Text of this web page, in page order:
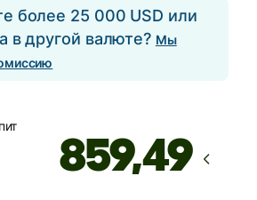
более 25 000 USD или
в другой валюте? Мы